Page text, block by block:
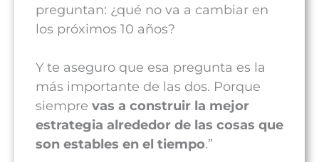
preguntan: ¿qué no va a cambiar en
los próximos 10 años?
Y te aseguro que esa pregunta es la
más importante de las dos. Porque
siempre vas a construir la mejor
estrategia alrededor de las cosas que
son estables en el tiempo.”